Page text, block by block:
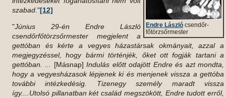
Endre László csendőr-
főtörzsőrmester
szabad ."[12]
"Június 29-én Endre László
csendőrfőtörzsőrmester megjelent a
gettóban és kérte a vegyes házastársak okmányait, azzal a
megjegyzéssel, hogy bármi történjék, őket ott fogják tartani a
gettóban. ... [Másnap] Indulás előtt odajött Endre és azt mondta,
hogy a vegyesházasok lépjenek ki és menjenek vissza a gettóba
további intézkedésig. Tizenegy személy maradt vissza
így....Utolsó pillanatban két család megszökött, Endre tudott erről,